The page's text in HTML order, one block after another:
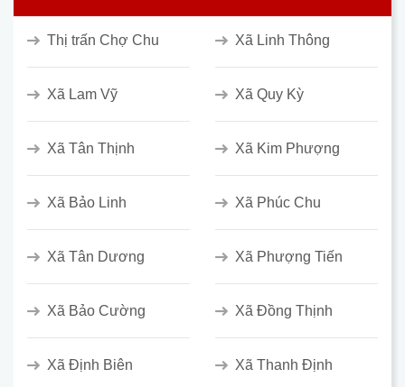
Thị trấn Chợ Chu Xã Linh Thông
Xã Lam Vỹ Xã Quy Kỳ
Xã Tân Thịnh Xã Kim Phượng
Xã Bảo Linh Xã Phúc Chu
Xã Tân Dương Xã Phượng Tiến
Xã Bảo Cường Xã Đồng Thịnh
Xã Định Biên Xã Thanh Định